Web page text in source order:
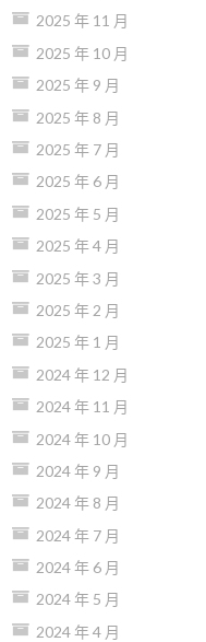
2025 年 11 月
2025 年 10 月
2025 年 9 月
2025 年 8 月
2025 年 7 月
2025 年 6 月
2025 年 5 月
2025 年 4 月
2025 年 3 月
2025 年 2 月
2025 年 1 月
2024 年 12 月
2024 年 11 月
2024 年 10 月
2024 年 9 月
2024 年 8 月
2024 年 7 月
2024 年 6 月
2024 年 5 月
2024 年 4 月